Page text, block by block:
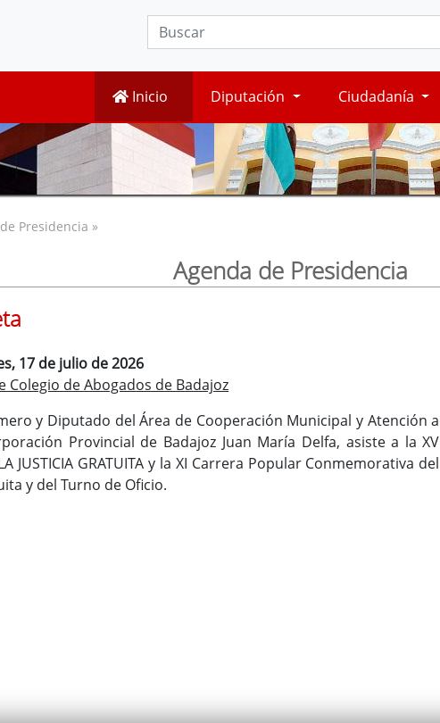
Inicio Diputación Ciudadanía
Presidencia »
Agenda de Presidencia
17 de julio de 2026
Colegio de Abogados de Badajoz
y Diputado del Área de Cooperación Municipal y Atención a
Provincial de Badajoz Juan María Delfa, asiste a la XV
JUSTICIA GRATUITA y la XI Carrera Popular Conmemorativa del
y del Turno de Oficio.